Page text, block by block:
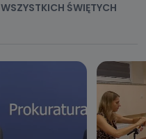
WSZYSTKICH ŚWIĘTYCH